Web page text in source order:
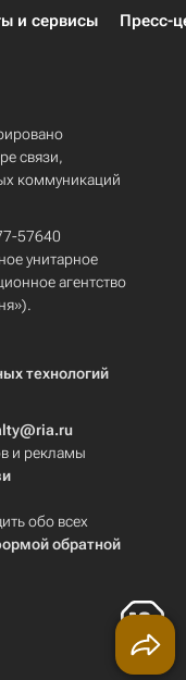
и сервисы Пресс-
связи,
коммуникаций
57640
унитарное
агентство
технологий
и рекламы
обо всех
обратной